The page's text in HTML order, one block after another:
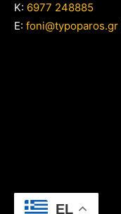
Κ: 6977 248885
E: foni@typoparos.gr
EL